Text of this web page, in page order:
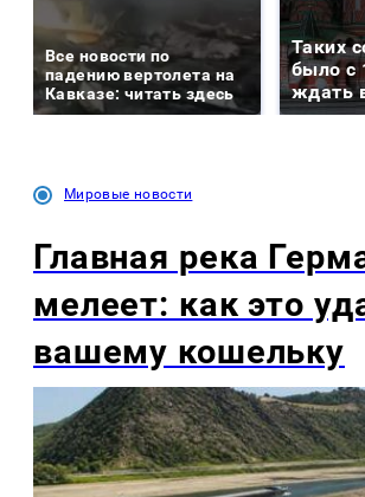
Все новости по
падению вертолета на
Кавказе: читать здесь
Таких
было с
ждать
Мировые новости
Главная река
мелеет: как это
вашему кошельку